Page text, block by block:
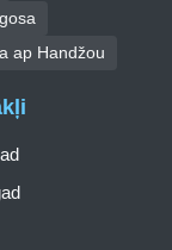
Handžou